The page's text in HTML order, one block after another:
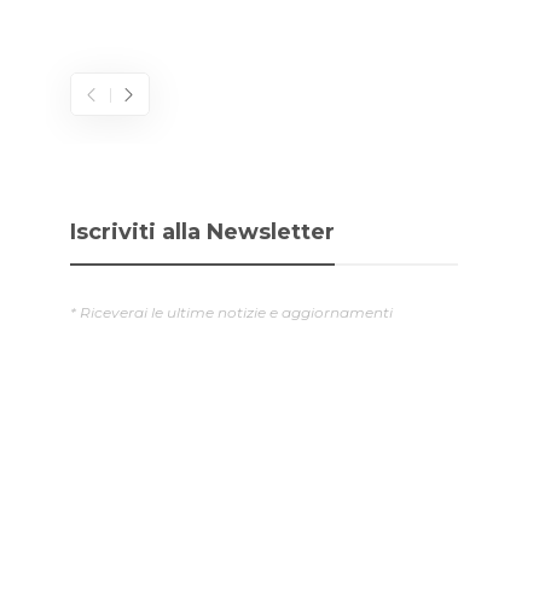
Iscriviti alla Newsletter
* Riceverai le ultime notizie e aggiornamenti